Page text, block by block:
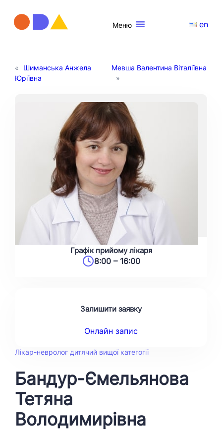
Меню en
«
Шиманська Анжела
Юріївна
Мевша Валентина Віталіївна
»
Графік прийому лікаря
8:00 – 16:00
Залишити заявку
Онлайн запис
Лікар-невролог дитячий вищої категогії
Бандур-Ємельянова
Тетяна
Володимирівна